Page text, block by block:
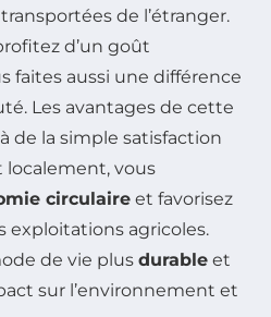
de l’étranger.
d’un goût
faites aussi une différence
Les avantages de cette
de la simple satisfaction
localement, vous
circulaire et favorisez
exploitations agricoles.
de vie plus durable et
sur l’environnement et